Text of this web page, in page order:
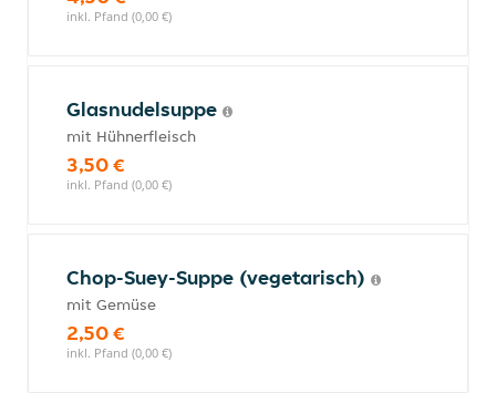
inkl. Pfand (0,00 €)
Glasnudelsuppe
mit Hühnerfleisch
3,50 €
inkl. Pfand (0,00 €)
Chop-Suey-Suppe (vegetarisch)
mit Gemüse
2,50 €
inkl. Pfand (0,00 €)